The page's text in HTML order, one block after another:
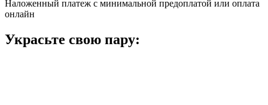
Наложенный платеж с минимальной предоплатой или оплата
онлайн
Украсьте свою пару: